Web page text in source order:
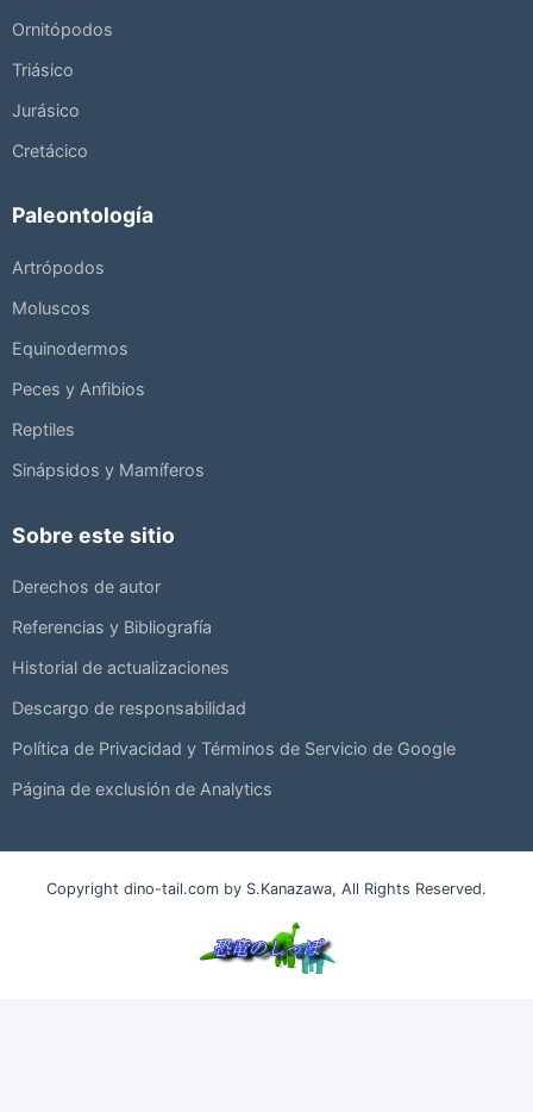
Ornitópodos
Triásico
Jurásico
Cretácico
Paleontología
Artrópodos
Moluscos
Equinodermos
Peces y Anfibios
Reptiles
Sinápsidos y Mamíferos
Sobre este sitio
Derechos de autor
Referencias y Bibliografía
Historial de actualizaciones
Descargo de responsabilidad
Política de Privacidad y Términos de Servicio de Google
Página de exclusión de Analytics
Copyright dino-tail.com by S.Kanazawa, All Rights Reserved.